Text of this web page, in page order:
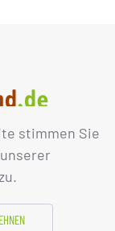
stimmen Sie
DATENSCHUTZ